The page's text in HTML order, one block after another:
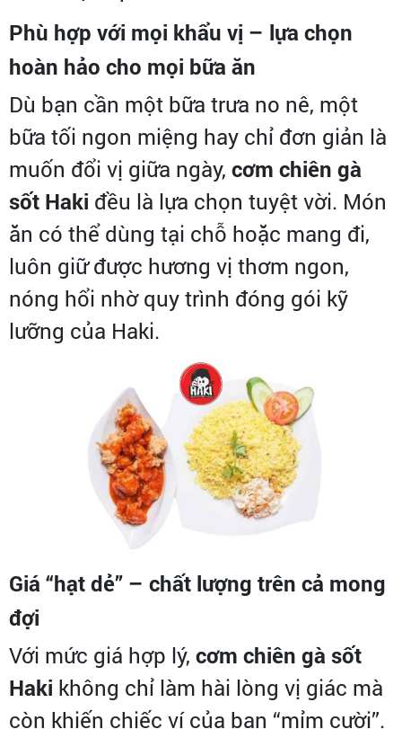
Phù hợp với mọi khẩu vị – lựa chọn
hoàn hảo cho mọi bữa ăn
Dù bạn cần một bữa trưa no nê, một
bữa tối ngon miệng hay chỉ đơn giản là
muốn đổi vị giữa ngày, cơm chiên gà
sốt Haki đều là lựa chọn tuyệt vời. Món
ăn có thể dùng tại chỗ hoặc mang đi,
luôn giữ được hương vị thơm ngon,
nóng hổi nhờ quy trình đóng gói kỹ
lưỡng của Haki.
Giá “hạt dẻ” – chất lượng trên cả mong
đợi
Với mức giá hợp lý, cơm chiên gà sốt
Haki không chỉ làm hài lòng vị giác mà
còn khiến chiếc ví của bạn “mỉm cười”.